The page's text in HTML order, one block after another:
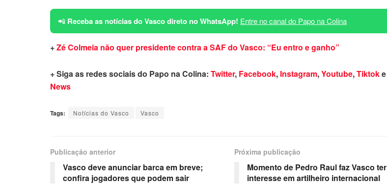
📲 Receba as notícias do Vasco direto no WhatsApp! Entre no canal do Papo na Colina
+Zé Colmeia não quer presidente contra a SAF do Vasco: “Eu entro e ganho”
+ Siga as redes sociais do Papo na Colina: Twitter, Facebook, Instagram,Youtube,Tiktoke
News
Tags: Notícias do Vasco Vasco
Publicação anterior
Vasco deve anunciar barca em breve;
confira jogadores que podem sair
Próxima publicação
Momento de Pedro Raul faz Vasco ter
interesse em artilheiro internacional